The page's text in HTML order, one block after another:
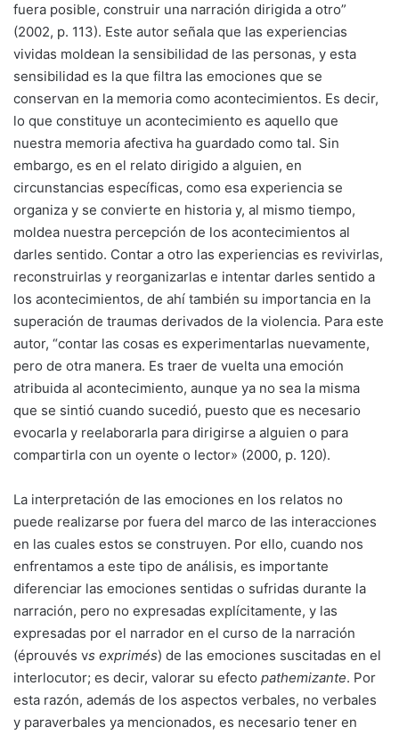
fuera posible, construir una narración dirigida a otro”
(2002, p. 113). Este autor señala que las experiencias
vividas moldean la sensibilidad de las personas, y esta
sensibilidad es la que filtra las emociones que se
conservan en la memoria como acontecimientos. Es decir,
lo que constituye un acontecimiento es aquello que
nuestra memoria afectiva ha guardado como tal. Sin
embargo, es en el relato dirigido a alguien, en
circunstancias específicas, como esa experiencia se
organiza y se convierte en historia y, al mismo tiempo,
moldea nuestra percepción de los acontecimientos al
darles sentido. Contar a otro las experiencias es revivirlas,
reconstruirlas y reorganizarlas e intentar darles sentido a
los acontecimientos, de ahí también su importancia en la
superación de traumas derivados de la violencia. Para este
autor, “contar las cosas es experimentarlas nuevamente,
pero de otra manera. Es traer de vuelta una emoción
atribuida al acontecimiento, aunque ya no sea la misma
que se sintió cuando sucedió, puesto que es necesario
evocarla y reelaborarla para dirigirse a alguien o para
compartirla con un oyente o lector» (2000, p. 120).
La interpretación de las emociones en los relatos no
puede realizarse por fuera del marco de las interacciones
en las cuales estos se construyen. Por ello, cuando nos
enfrentamos a este tipo de análisis, es importante
diferenciar las emociones sentidas o sufridas durante la
narración, pero no expresadas explícitamente, y las
expresadas por el narrador en el curso de la narración
(éprouvés vs exprimés) de las emociones suscitadas en el
interlocutor; es decir, valorar su efecto pathemizante. Por
esta razón, además de los aspectos verbales, no verbales
y paraverbales ya mencionados, es necesario tener en